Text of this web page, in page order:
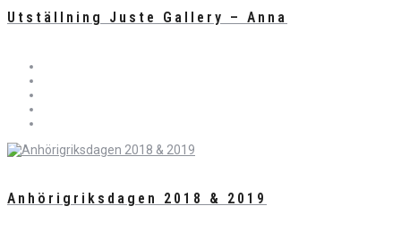
Utställning Juste Gallery – Anna
Anhörigriksdagen 2018 & 2019